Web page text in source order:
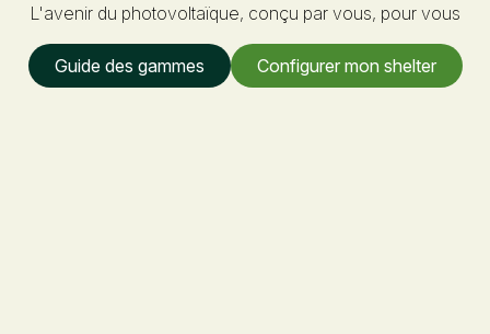
L'avenir du photovoltaïque, conçu par vous, pour vous
Guide des gammes Configurer mon shelter